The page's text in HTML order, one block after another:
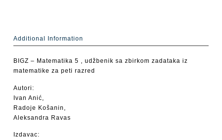
Additional Information
BIGZ – Matematika 5 , udžbenik sa zbirkom zadataka iz
matematike za peti razred
Autori:
Ivan Anić,
Radoje Košanin,
Aleksandra Ravas
Izdavac: